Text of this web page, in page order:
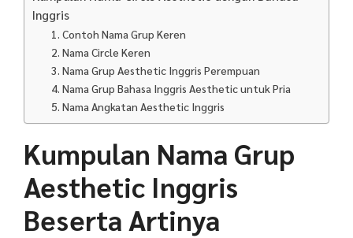
Inggris
1. Contoh Nama Grup Keren
2. Nama Circle Keren
3. Nama Grup Aesthetic Inggris Perempuan
4. Nama Grup Bahasa Inggris Aesthetic untuk Pria
5. Nama Angkatan Aesthetic Inggris
Kumpulan Nama Grup
Aesthetic Inggris
Beserta Artinya